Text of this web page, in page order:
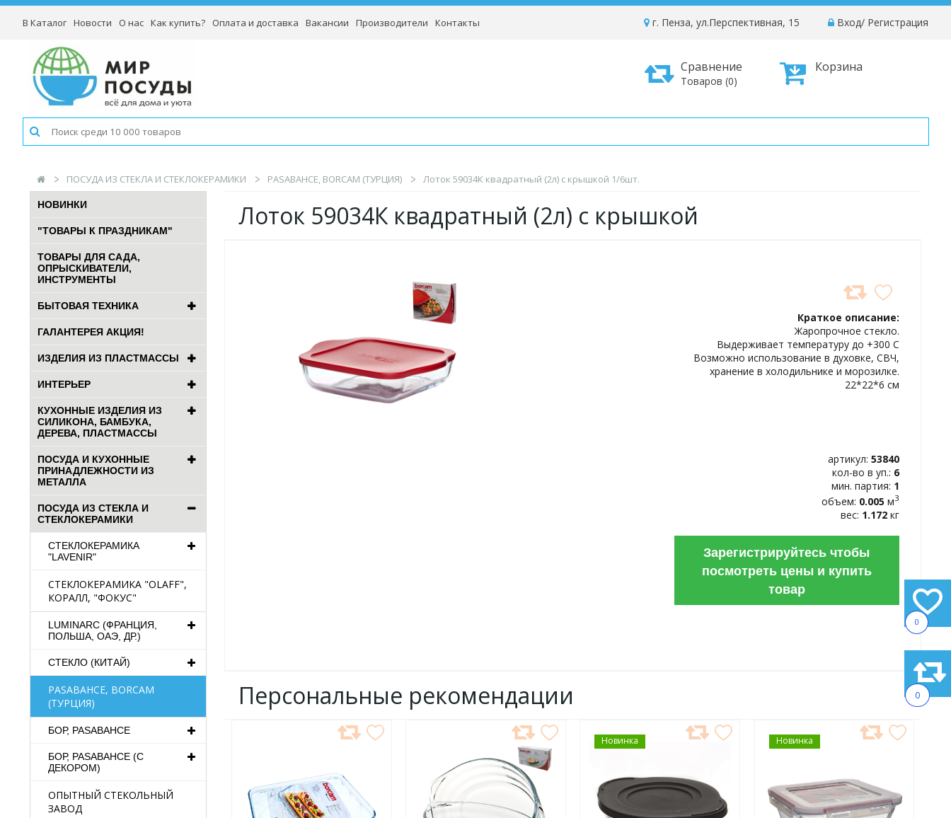
0
0
В Каталог Новости О нас Как купить? Оплата и доставка Вакансии Производители Контакты Вход/ Регистрация
г. Пенза, ул.Перспективная, 15
Корзина
Сравнение
Товаров (0)
ПОСУДА ИЗ СТЕКЛА И СТЕКЛОКЕРАМИКИ PASABAHCE, BORCAM (ТУРЦИЯ) Лоток 59034К квадратный (2л) с крышкой 1/6шт.
НОВИНКИ
"ТОВАРЫ К ПРАЗДНИКАМ"
ТОВАРЫ ДЛЯ САДА,
ОПРЫСКИВАТЕЛИ,
ИНСТРУМЕНТЫ
БЫТОВАЯ ТЕХНИКА
ГАЛАНТЕРЕЯ АКЦИЯ!
ИЗДЕЛИЯ ИЗ ПЛАСТМАССЫ
ИНТЕРЬЕР
КУХОННЫЕ ИЗДЕЛИЯ ИЗ
СИЛИКОНА, БАМБУКА,
ДЕРЕВА, ПЛАСТМАССЫ
ПОСУДА И КУХОННЫЕ
ПРИНАДЛЕЖНОСТИ ИЗ
МЕТАЛЛА
ПОСУДА ИЗ СТЕКЛА И
СТЕКЛОКЕРАМИКИ
СТЕКЛОКЕРАМИКА
"LAVENIR"
СТЕКЛОКЕРАМИКА "OLAFF",
КОРАЛЛ, "ФОКУС"
LUMINARC (ФРАНЦИЯ,
ПОЛЬША, ОАЭ, ДР.)
СТЕКЛО (КИТАЙ)
PASABAHCE, BORCAM
(ТУРЦИЯ)
БОР, PASABAHCE
БОР, PASABAHCE (С
ДЕКОРОМ)
ОПЫТНЫЙ СТЕКОЛЬНЫЙ
ЗАВОД
Лоток 59034К квадратный (2л) с крышкой
Краткое описание:
Жаропрочное стекло.
Выдерживает температуру до +300 С
Возможно использование в духовке, СВЧ,
хранение в холодильнике и морозилке.
22*22*6 см
артикул: 53840
кол-во в уп.: 6
мин. партия: 1
объем: 0.005 м3
вес: 1.172 кг
Зарегистрируйтесь чтобы
посмотреть цены и купить
товар
Персональные рекомендации
ИЗБРАННОЕ
Новинка
ДОБАВИТЬ
В
Новинка
ДОБАВИТЬ
В